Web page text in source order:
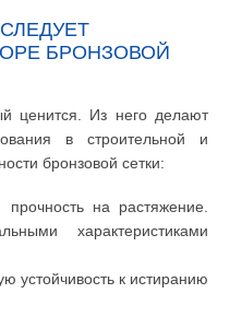
БРОНЗОВОЙ
ценится. Из него делают
в строительной и
бронзовой сетки:
прочность на растяжение.
характеристиками
устойчивость к истиранию